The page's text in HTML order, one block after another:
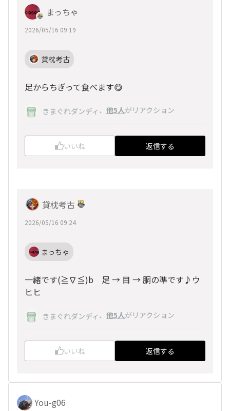
まっちゃ
2026/05/16 09:19
貸枕考古
足からちぎって食べます😋
きまぐれダンディ 、 他5人がリアクション
いいね 返信する
貸枕考古
2026/05/16 09:24
まっちゃ
一緒です(≧∇≦)b 足 → 目 → 胴の準です♪ウ
ヒヒ
きまぐれダンディ 、 他5人がリアクション
いいね 返信する
You-g06